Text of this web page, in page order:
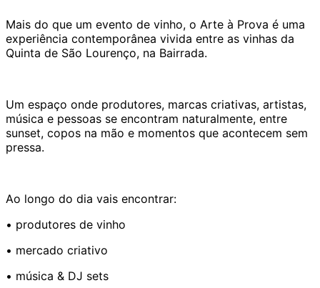
Mais do que um evento de vinho, o Arte à Prova é uma
experiência contemporânea vivida entre as vinhas da
Quinta de São Lourenço, na Bairrada.
Um espaço onde produtores, marcas criativas, artistas,
música e pessoas se encontram naturalmente, entre
sunset, copos na mão e momentos que acontecem sem
pressa.
Ao longo do dia vais encontrar:
• produtores de vinho
• mercado criativo
• música & DJ sets